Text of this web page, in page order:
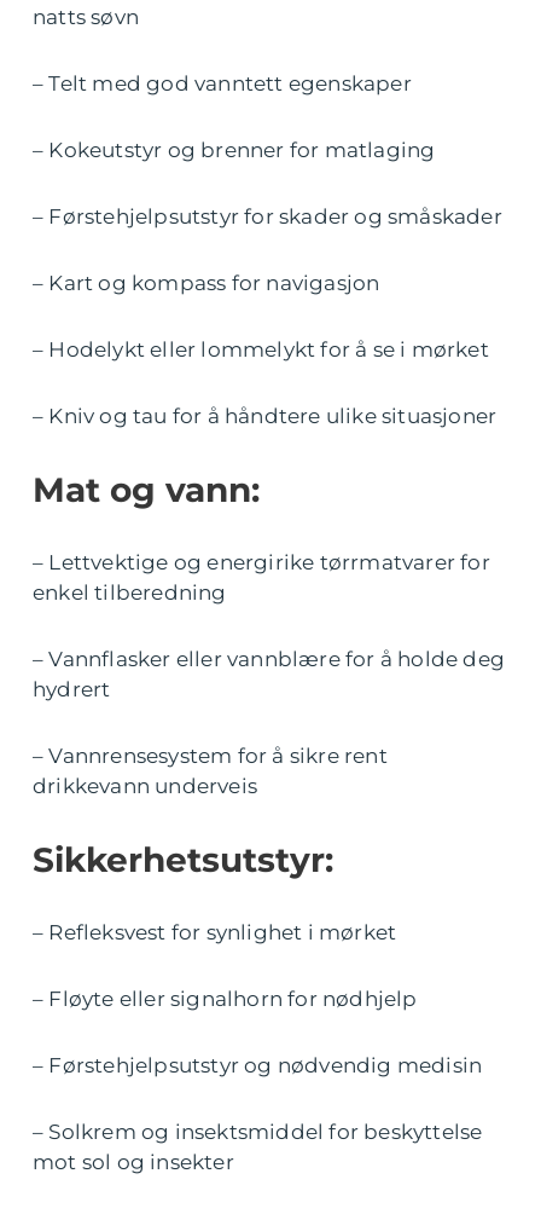
natts søvn
– Telt med god vanntett egenskaper
– Kokeutstyr og brenner for matlaging
– Førstehjelpsutstyr for skader og småskader
– Kart og kompass for navigasjon
– Hodelykt eller lommelykt for å se i mørket
– Kniv og tau for å håndtere ulike situasjoner
Mat og vann:
– Lettvektige og energirike tørrmatvarer for
enkel tilberedning
– Vannflasker eller vannblære for å holde deg
hydrert
– Vannrensesystem for å sikre rent
drikkevann underveis
Sikkerhetsutstyr:
– Refleksvest for synlighet i mørket
– Fløyte eller signalhorn for nødhjelp
– Førstehjelpsutstyr og nødvendig medisin
– Solkrem og insektsmiddel for beskyttelse
mot sol og insekter